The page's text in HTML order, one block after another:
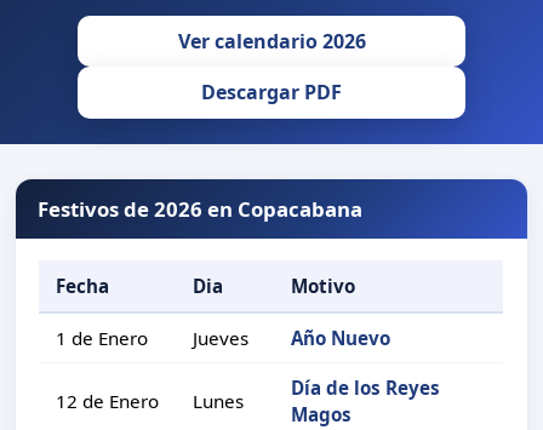
Ver calendario 2026
Descargar PDF
Festivos de 2026 en Copacabana
Fecha Dia Motivo
1 de Enero Jueves Año Nuevo
12 de Enero Lunes
Día de los Reyes
Magos